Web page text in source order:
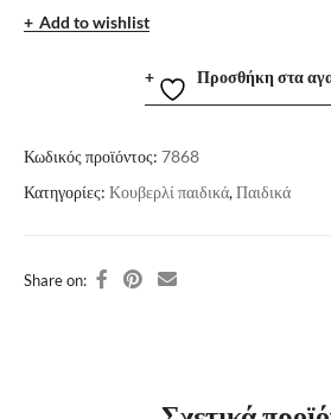
Add to wishlist
Προσθήκη στα
Κωδικός προϊόντος: 7868
Κατηγορίες: Κουβερλί παιδικά,Παιδικά
Share on: